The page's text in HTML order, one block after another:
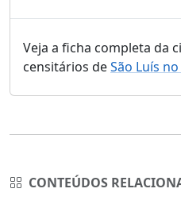
Veja a ficha completa da
censitários deSão Luís no
CONTEÚDOS